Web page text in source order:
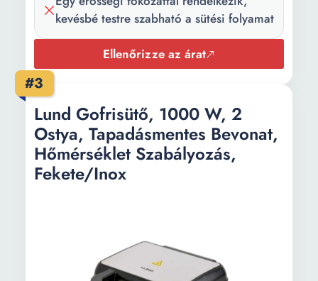
Tulajdonság:
Jelzőfény
Csúszásmentes lábak
Súly:
kevésbé testre szabható a sütési folyamat
Ellenőrizze az árat
#3
Lund Gofrisütő, 1000 W, 2
Ostya, Tapadásmentes Bevonat,
Hőmérséklet Szabályozás,
Fekete/Inox